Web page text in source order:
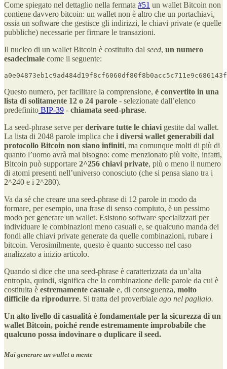
Come spiegato nel dettaglio nella fermata #51 un wallet Bitcoin non
contiene davvero bitcoin: un wallet non è altro che un portachiavi,
ossia un software che gestisce gli indirizzi, le chiavi private (e quelle
pubbliche) necessarie per firmare le transazioni.
Il nucleo di un wallet Bitcoin è costituito dal seed, un numero
esadecimale come il seguente:
Questo numero, per facilitare la comprensione, è convertito in una
lista di solitamente 12 o 24 parole - selezionate dall’elenco
predefinito BIP-39 - chiamata seed-phrase.
La seed-phrase serve perderivare tutte le chiavi gestite dal wallet.
La lista di 2048 parole implica che i diversi wallet generabili dal
protocollo Bitcoin non siano infiniti, ma comunque molti di più di
quanto l’uomo avrà mai bisogno: come menzionato più volte, infatti,
Bitcoin può supportare 2^256 chiavi private, più o meno il numero
di atomi presenti nell’universo conosciuto (che si pensa siano tra i
2^240 e i 2^280).
Va da sé che creare una seed-phrase di 12 parole in modo da
formare, per esempio, una frase di senso compiuto, è un pessimo
modo per generare un wallet. Esistono software specializzati per
individuare le combinazioni meno casuali e, se qualcuno manda dei
fondi alle chiavi private generate da quelle combinazioni, rubare i
bitcoin. Verosimilmente, questo è quanto successo nel caso
analizzato a inizio articolo.
Quando si dice che una seed-phrase è caratterizzata da un’alta
entropia, quindi, significa che la combinazione delle parole da cui è
costituita è estremamente casuale e, di conseguenza, molto
difficile da riprodurre. Si tratta del proverbiale ago nel pagliaio.
Un alto livello di casualità è fondamentale per la sicurezza di un
wallet Bitcoin, poiché rende estremamente improbabile che
qualcuno possa indovinare o duplicare il seed.
Mai generare un wallet a mente